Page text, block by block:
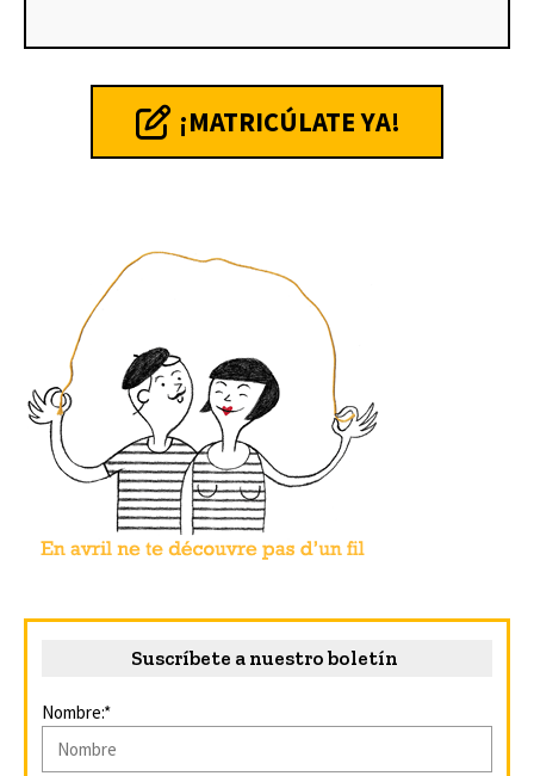
¡MATRICÚLATE YA!
Suscríbete a nuestro boletín
Nombre:*